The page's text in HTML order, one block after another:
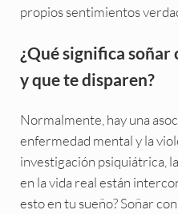
propios sentimientos
¿Qué significa
y que te disparen?
Normalmente, hay una
enfermedad mental y la
investigación psiquiátrica,
en la vida real están
esto en tu sueño? Soñar